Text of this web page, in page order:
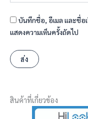
บันทึกชื่อ, อีเมล และชื่อ
แสดงความเห็นครั้งถัดไป
สินค้าที่เกี่ยวข้อง